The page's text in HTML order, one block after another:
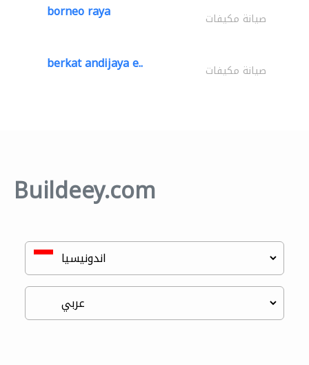
borneo raya صيانة مكيفات
berkat andijaya e.. صيانة مكيفات
Buildeey.com